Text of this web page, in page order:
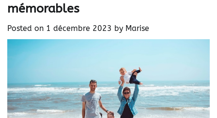
mémorables
Posted on 1 décembre 2023 by Marise